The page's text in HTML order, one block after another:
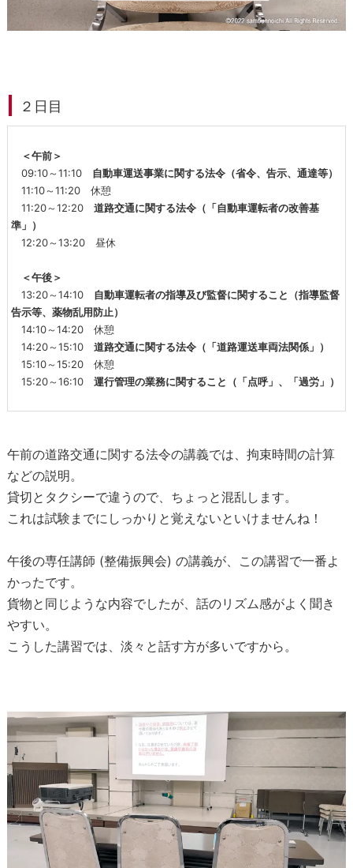
２日目
＜午前＞
09:10～11:10 自動車運送事業に関する法令（省令、告示、通達等）
11:10～11:20 休憩
11:20～12:20 道路交通に関する法令（「自動車運転者の改善基
準」）
12:20～13:20 昼休
＜午後＞
13:20～14:10 自動車運転者の指導及び監督に関すること（指導監督
告示等、薬物乱用防止）
14:10～14:20 休憩
14:20～15:10 道路交通に関する法令（ 「道路運送車両法関係」 ）
15:10～15:20 休憩
15:20～16:10 運行管理の業務に関すること（「点呼」、「過労」）
午前の道路交通に関する法令の講義では、拘束時間の計算
などの説明。
貸切とタクシーで違うので、ちょっと混乱します。
これは試験までにしっかりと覚えないといけませんね！
午後の専任講師 (整備振興会) の講義が、この講習で一番よ
かったです。
貨物と同じような内容でしたが、話のリズム感がよく聞き
やすい。
こうした講習では、淡々と話す方が多いですから。